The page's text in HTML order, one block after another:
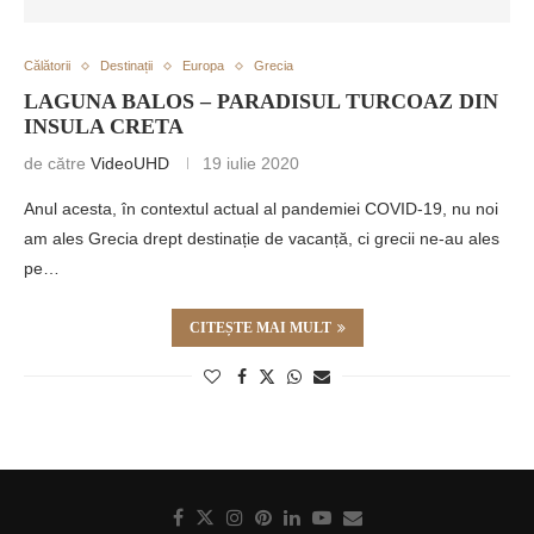
Călătorii Destinații Europa Grecia
LAGUNA BALOS – PARADISUL TURCOAZ DIN
INSULA CRETA
de către VideoUHD 19 iulie 2020
Anul acesta, în contextul actual al pandemiei COVID-19, nu noi
am ales Grecia drept destinație de vacanță, ci grecii ne-au ales
pe…
CITEȘTE MAI MULT